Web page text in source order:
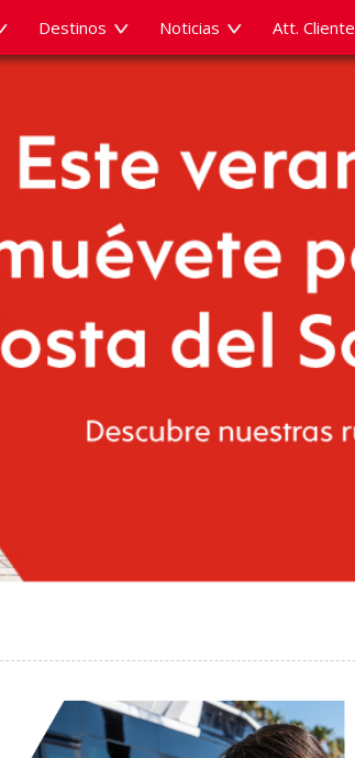
Destinos Noticias Att. Cliente